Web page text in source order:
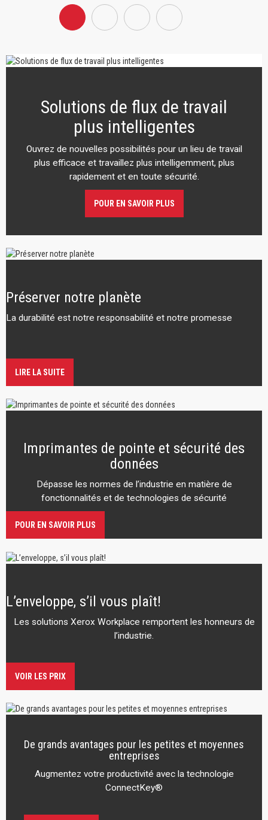
Solutions de flux de travail
plus intelligentes
Ouvrez de nouvelles possibilités pour un lieu de travail
plus efficace et travaillez plus intelligemment, plus
rapidement et en toute sécurité.
POUR EN SAVOIR PLUS
Préserver notre planète
La durabilité est notre responsabilité et notre promesse
LIRE LA SUITE
Imprimantes de pointe et sécurité des
données
Dépasse les normes de l’industrie en matière de
fonctionnalités et de technologies de sécurité
POUR EN SAVOIR PLUS
L’enveloppe, s’il vous plaît!
Les solutions Xerox Workplace remportent les honneurs de
l’industrie.
VOIR LES PRIX
De grands avantages pour les petites et moyennes
entreprises
Augmentez votre productivité avec la technologie
ConnectKey®